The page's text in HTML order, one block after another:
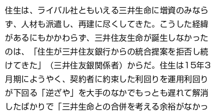
住生は、ライバル社ともいえる三井生命に増資のみなら
ず、人材も派遣し、再建に尽くしてきた。こうした経緯
があるにもかかわらず、三井住友生命が誕生しなかった
のは、「住生が三井住友銀行からの統合提案を拒否し続
けてきた」（三井住友銀関係者）からだ。住生は15年3
月期にようやく、契約者に約束した利回りを運用利回り
が下回る「逆ざや」を大手のなかでもっとも遅れて解消
したばかりで「三井生命との合併を考える余裕がなかっ